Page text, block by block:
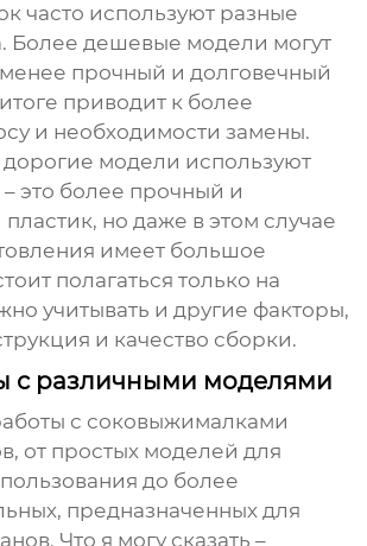
часто используют разные
Более дешевые модели могут
прочный и долговечный
приводит к более
и необходимости замены.
дорогие модели используют
это более прочный и
но даже в этом случае
имеет большое
полагаться только на
учитывать и другие факторы,
и качество сборки.
с различными моделями
с соковыжималками
от простых моделей для
до более
предназначенных для
Что я могу сказать –